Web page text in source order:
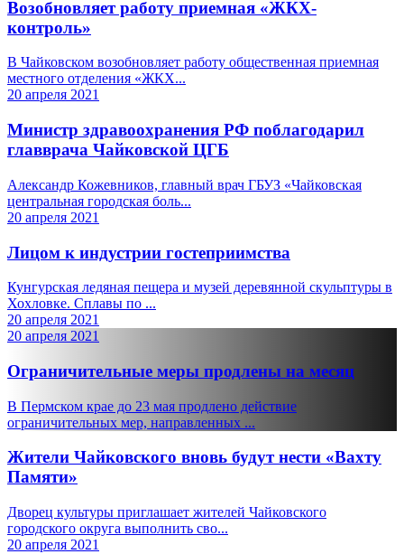
Возобновляет работу приемная «ЖКХ-
контроль»
В Чайковском возобновляет работу общественная приемная
местного отделения «ЖКХ...
20 апреля 2021
Министр здравоохранения РФ поблагодарил
главврача Чайковской ЦГБ
Александр Кожевников, главный врач ГБУЗ «Чайковская
центральная городская боль...
20 апреля 2021
Лицом к индустрии гостеприимства
Кунгурская ледяная пещера и музей деревянной скульптуры в
Хохловке. Сплавы по ...
20 апреля 2021
20 апреля 2021
Ограничительные меры продлены на месяц
В Пермском крае до 23 мая продлено действие
ограничительных мер, направленных ...
Жители Чайковского вновь будут нести «Вахту
Памяти»
Дворец культуры приглашает жителей Чайковского
городского округа выполнить сво...
20 апреля 2021